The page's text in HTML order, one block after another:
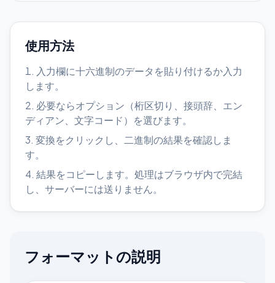
使用方法
入力欄に十六進制のデータを貼り付けるか入力
します。
必要ならオプション（桁区切り、接頭辞、エン
ディアン、文字コード）を選びます。
変換をクリックし、二進制の結果を確認しま
す。
結果をコピーします。処理はブラウザ内で完結
し、サーバーには送りません。
フォーマットの説明